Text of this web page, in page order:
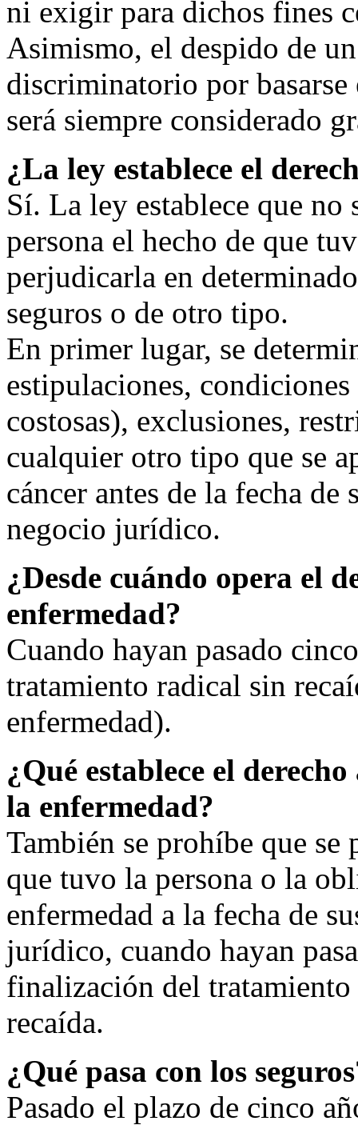
ni exigir para dichos fines
Asimismo, el despido de
discriminatorio por basarse
será siempre considerado
¿La ley establece el
Sí. La ley establece que no
persona el hecho de que
perjudicarla en
seguros o de otro tipo.
En primer lugar, se
estipulaciones, condiciones
costosas), exclusiones,
cualquier otro tipo que se
cáncer antes de la fecha
negocio jurídico.
¿Desde cuándo opera el
enfermedad?
Cuando hayan pasado
tratamiento radical sin
enfermedad).
¿Qué establece el
la enfermedad?
También se prohíbe que
que tuvo la persona o la
enfermedad a la fecha de
jurídico, cuando hayan
finalización del tratamiento
recaída.
¿Qué pasa con los
Pasado el plazo de cinco